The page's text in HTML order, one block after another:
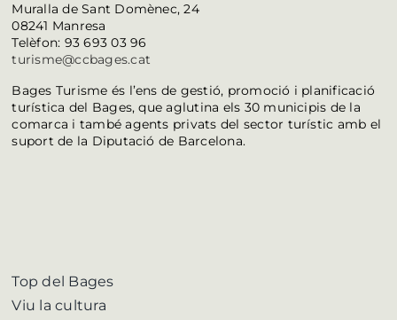
Muralla de Sant Domènec, 24
08241 Manresa
Telèfon: 93 693 03 96
turisme@ccbages.cat
Bages Turisme és l’ens de gestió, promoció i planificació
turística del Bages, que aglutina els 30 municipis de la
comarca i també agents privats del sector turístic amb el
suport de la Diputació de Barcelona.
Top del Bages
Viu la cultura